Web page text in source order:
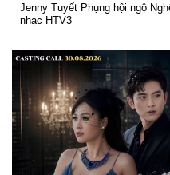
Jenny Tuyết Phụng hội ngộ
nhạc HTV3